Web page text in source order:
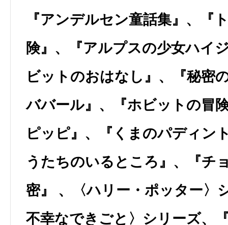
『アンデルセン童話集』、『
険』、『アルプスの少女ハイ
ビットのおはなし』、『秘密
ババール』、『ホビットの冒
ピッピ』、『くまのパディン
うたちのいるところ』、『チ
密』 、〈ハリー・ポッター〉
不幸なできごと〉シリーズ、